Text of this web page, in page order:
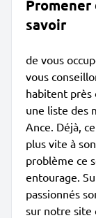
Promener
savoir
de vous
vous
habitent près
une liste des
Ance. Déjà,
plus vite à
problème ce
entourage.
passionnés
sur notre site